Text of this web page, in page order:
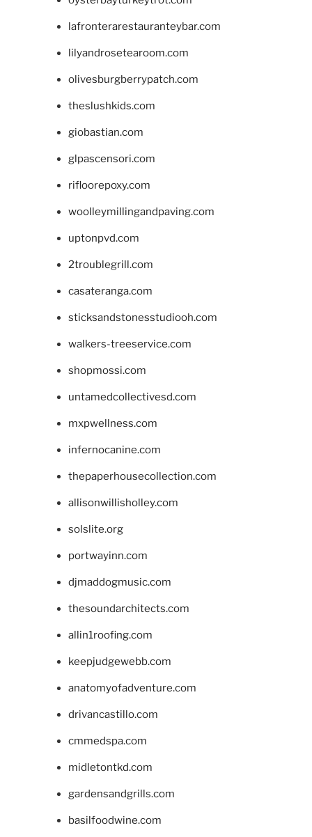
lafronterarestauranteybar.com
lilyandrosetearoom.com
olivesburgberrypatch.com
theslushkids.com
giobastian.com
glpascensori.com
rifloorepoxy.com
woolleymillingandpaving.com
uptonpvd.com
2troublegrill.com
casateranga.com
sticksandstonesstudiooh.com
walkers-treeservice.com
shopmossi.com
untamedcollectivesd.com
mxpwellness.com
infernocanine.com
thepaperhousecollection.com
allisonwillisholley.com
solslite.org
portwayinn.com
djmaddogmusic.com
thesoundarchitects.com
allin1roofing.com
keepjudgewebb.com
anatomyofadventure.com
drivancastillo.com
cmmedspa.com
midletontkd.com
gardensandgrills.com
basilfoodwine.com